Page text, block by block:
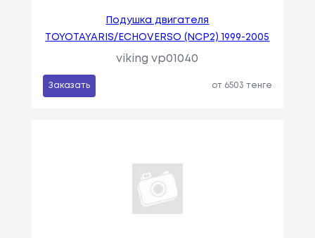
Подушка двигателя
TOYOTAYARIS/ECHOVERSO (NCP2) 1999-2005
viking vp01040
Заказать от 6503 тенге